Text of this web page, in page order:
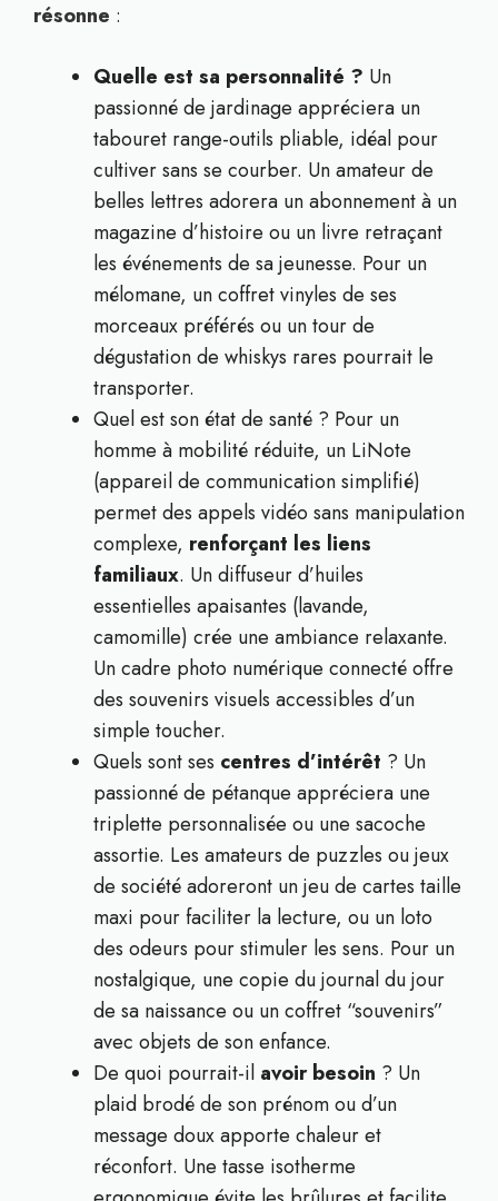
résonne :
Quelle est sa personnalité ? Un
passionné de jardinage appréciera un
tabouret range-outils pliable, idéal pour
cultiver sans se courber. Un amateur de
belles lettres adorera un abonnement à un
magazine d’histoire ou un livre retraçant
les événements de sa jeunesse. Pour un
mélomane, un coffret vinyles de ses
morceaux préférés ou un tour de
dégustation de whiskys rares pourrait le
transporter.
Quel est son état de santé ? Pour un
homme à mobilité réduite, un LiNote
(appareil de communication simplifié)
permet des appels vidéo sans manipulation
complexe, renforçant les liens
familiaux. Un diffuseur d’huiles
essentielles apaisantes (lavande,
camomille) crée une ambiance relaxante.
Un cadre photo numérique connecté offre
des souvenirs visuels accessibles d’un
simple toucher.
Quels sont ses centres d’intérêt ? Un
passionné de pétanque appréciera une
triplette personnalisée ou une sacoche
assortie. Les amateurs de puzzles ou jeux
de société adoreront un jeu de cartes taille
maxi pour faciliter la lecture, ou un loto
des odeurs pour stimuler les sens. Pour un
nostalgique, une copie du journal du jour
de sa naissance ou un coffret “souvenirs”
avec objets de son enfance.
De quoi pourrait-il avoir besoin ? Un
plaid brodé de son prénom ou d’un
message doux apporte chaleur et
réconfort. Une tasse isotherme